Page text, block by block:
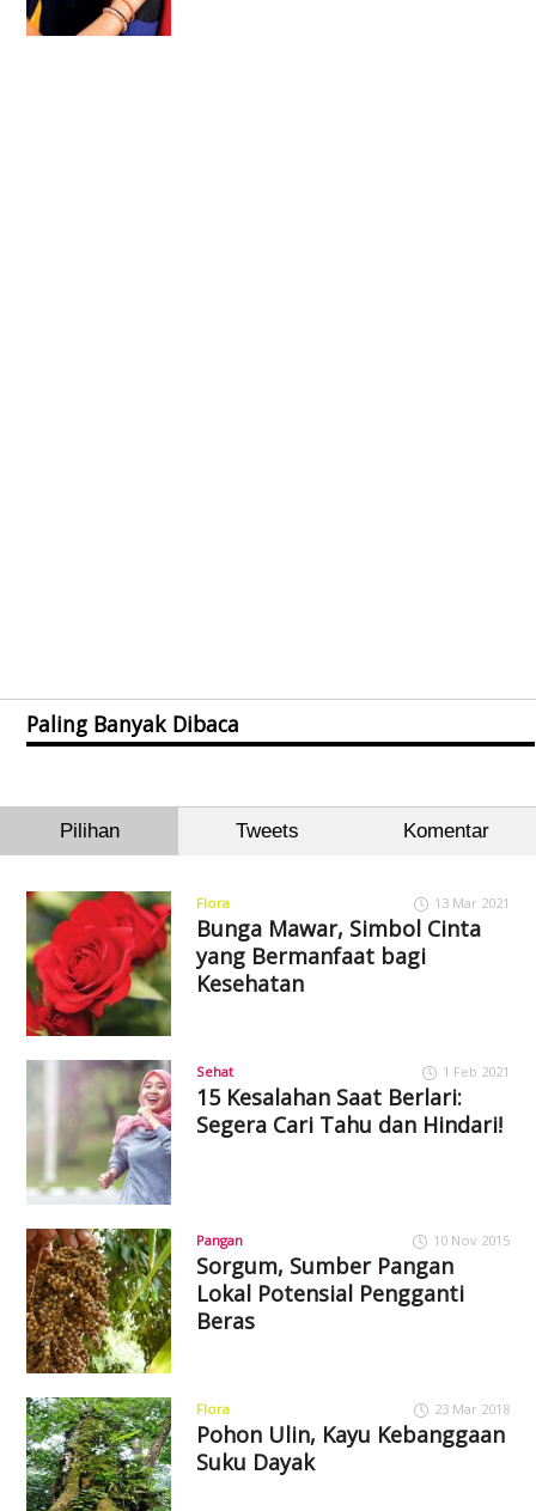
Paling Banyak Dibaca
Pilihan Tweets Komentar
Flora 13 Mar 2021
Bunga Mawar, Simbol Cinta
yang Bermanfaat bagi
Kesehatan
Sehat 1 Feb 2021
15 Kesalahan Saat Berlari:
Segera Cari Tahu dan Hindari!
Pangan 10 Nov 2015
Sorgum, Sumber Pangan
Lokal Potensial Pengganti
Beras
Flora 23 Mar 2018
Pohon Ulin, Kayu Kebanggaan
Suku Dayak